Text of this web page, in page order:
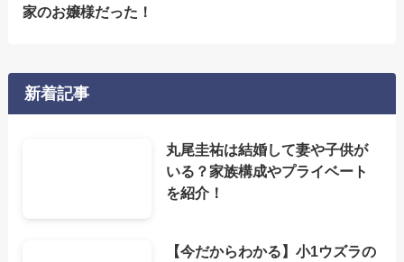
家のお嬢様だった！
新着記事
丸尾圭祐は結婚して妻や子供が
いる？家族構成やプライベート
を紹介！
【今だからわかる】小1ウズラの